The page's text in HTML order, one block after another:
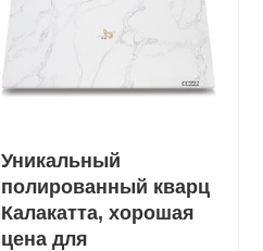
Уникальный
полированный кварц
Калакатта, хорошая
цена для